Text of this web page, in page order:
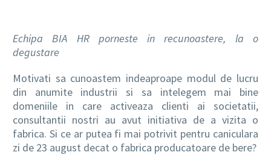
RO
Echipa BIA HR porneste in recunoastere, la o
degustare
Motivati sa cunoastem indeaproape modul de lucru
din anumite industrii si sa intelegem mai bine
domeniile in care activeaza clienti ai societatii,
consultantii nostri au avut initiativa de a vizita o
fabrica. Si ce ar putea fi mai potrivit pentru caniculara
zi de 23 august decat o fabrica producatoare de bere?